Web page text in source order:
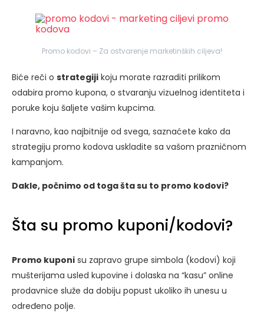
Promo kodovi – Za ostvarenje marketinških ciljeva!
Biće reči o strategiji koju morate razraditi prilikom
odabira promo kupona, o stvaranju vizuelnog identiteta i
poruke koju šaljete vašim kupcima.
I naravno, kao najbitnije od svega, saznaćete kako da
strategiju promo kodova uskladite sa vašom prazničnom
kampanjom.
Dakle, počnimo od toga šta su to promo kodovi?
Šta su promo kuponi/kodovi?
Promo kuponi su zapravo grupe simbola (kodovi) koji
mušterijama usled kupovine i dolaska na “kasu” online
prodavnice služe da dobiju popust ukoliko ih unesu u
određeno polje.